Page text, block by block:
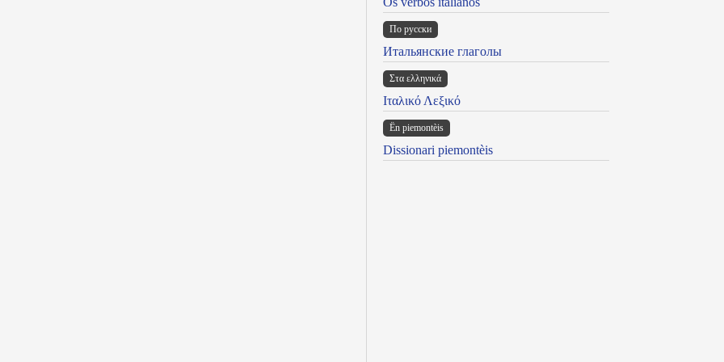
По русски
Итальянские глаголы
Στα ελληνικά
Ιταλικό Λεξικό
Ën piemontèis
Dissionari piemontèis